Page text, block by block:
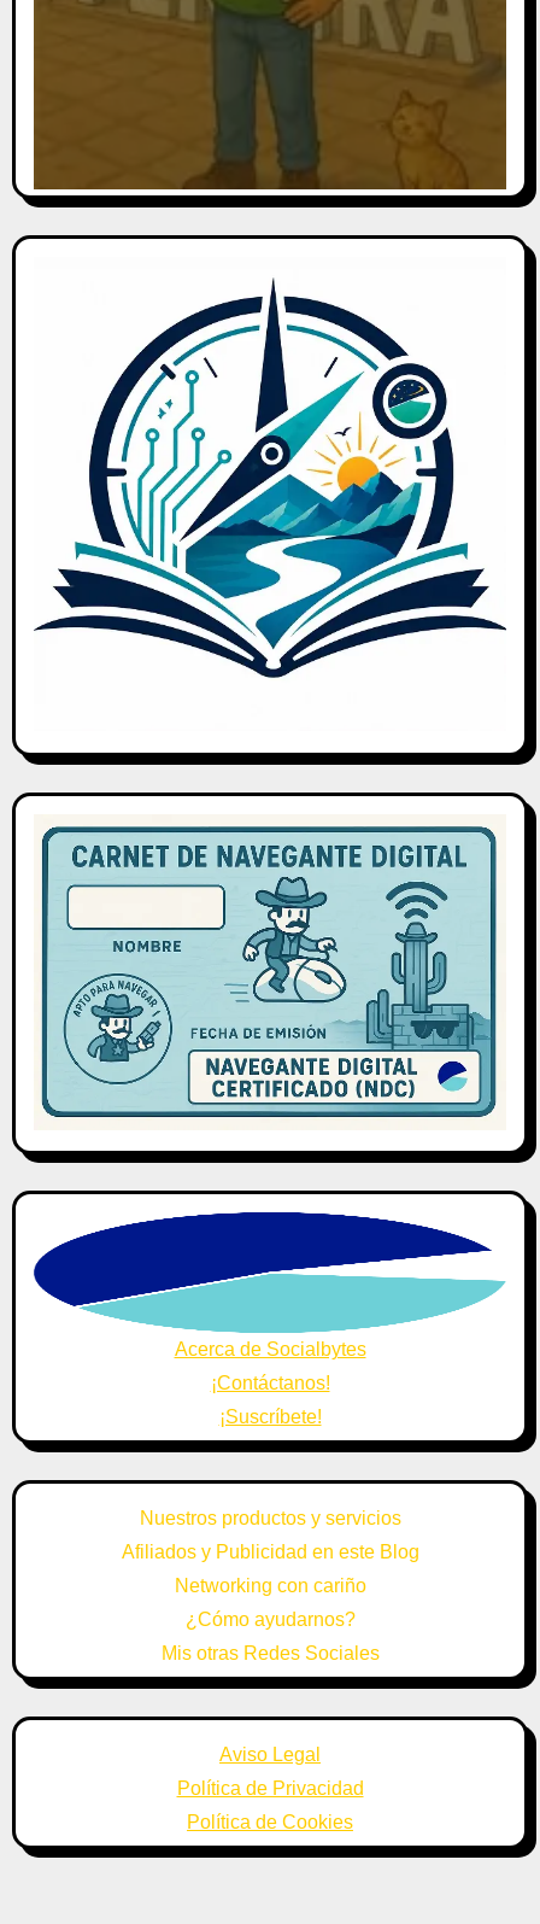
Acerca de Socialbytes
¡Contáctanos!
¡Suscríbete!
Nuestros productos y servicios
Afiliados y Publicidad en este Blog
Networking con cariño
¿Cómo ayudarnos?
Mis otras Redes Sociales
Aviso Legal
Política de Privacidad
Política de Cookies